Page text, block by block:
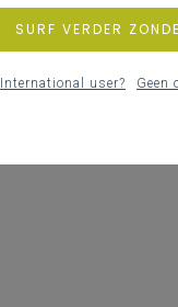
SURF VERDER
International user? Geen